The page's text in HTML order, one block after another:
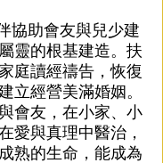
協助會友與兒少建
靈的根基建造。扶
庭讀經禱告，恢復
立經營美滿婚姻。
會友，在小家、小
愛與真理中醫治，
熟的生命，能成為